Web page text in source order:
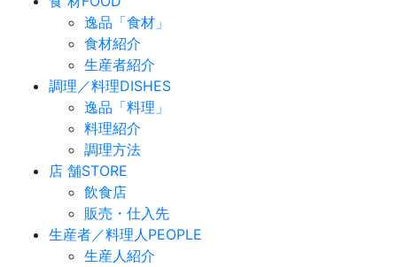
逸品「食材」
食材紹介
生産者紹介
調理／料理DISHES
逸品「料理」
料理紹介
調理方法
店 舗STORE
飲食店
販売・仕入先
生産者／料理人PEOPLE
生産人紹介